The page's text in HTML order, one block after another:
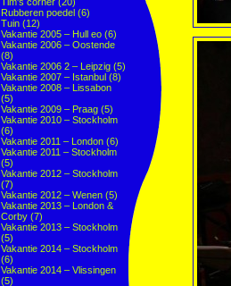
Rubberen poedel (6)
Tuin (12)
Vakantie 2005 – Hull eo (6)
Vakantie 2006 – Oostende
(8)
Vakantie 2006 2 – Leipzig (5)
Vakantie 2007 – Istanbul (8)
Vakantie 2008 – Lissabon
(5)
Vakantie 2009 – Praag (5)
Vakantie 2010 – Stockholm
(6)
Vakantie 2011 – London (6)
Vakantie 2011 – Stockholm
(5)
Vakantie 2012 – Stockholm
(7)
Vakantie 2012 – Wenen (5)
Vakantie 2013 – London &
Corby (7)
Vakantie 2013 – Stockholm
(5)
Vakantie 2014 – Stockholm
(6)
Vakantie 2014 – Vlissingen
(5)